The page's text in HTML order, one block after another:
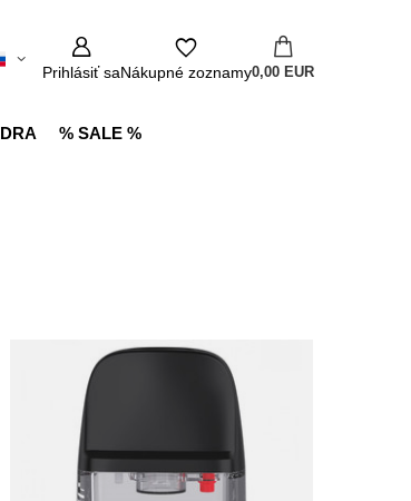
Prihlásiť saNákupné zoznamy0,00 EUR
% SALE %